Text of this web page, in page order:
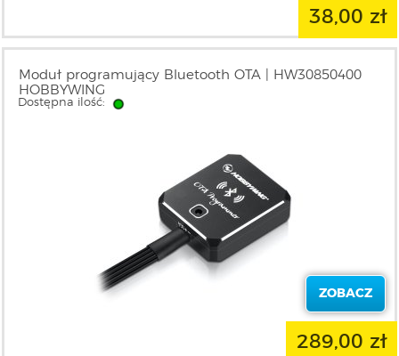
38,00 zł
Moduł programujący Bluetooth OTA | HW30850400
HOBBYWING
Dostępna ilość:
ZOBACZ
289,00 zł